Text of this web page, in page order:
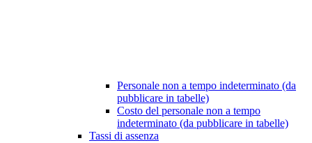
Personale non a tempo indeterminato (da
pubblicare in tabelle)
Costo del personale non a tempo
indeterminato (da pubblicare in tabelle)
Tassi di assenza